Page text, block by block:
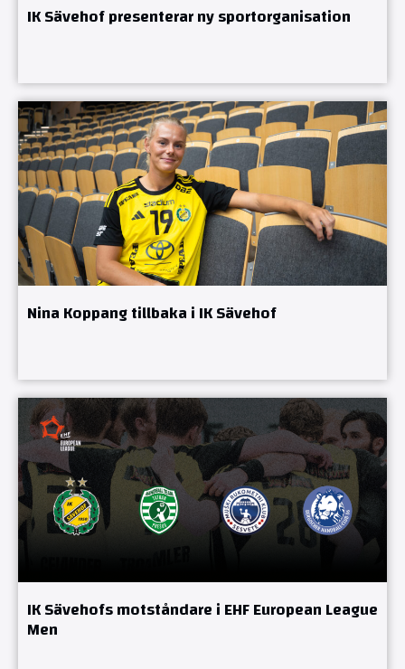
IK Sävehof presenterar ny sportorganisation
Nina Koppang tillbaka i IK Sävehof
IK Sävehofs motståndare i EHF European League
Men